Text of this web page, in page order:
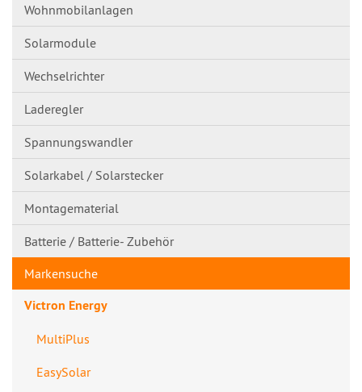
Wohnmobilanlagen
Solarmodule
Wechselrichter
Laderegler
Spannungswandl​er
Solarkabel / Solarstecker
Montagematerial
Batterie / Batterie- Zubehör
Markensuche
Victron Energy
MultiPlus
EasySolar